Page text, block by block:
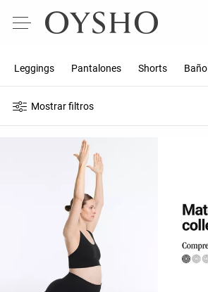
Leggings Pantalones Shorts Baño
Mostrar filtros